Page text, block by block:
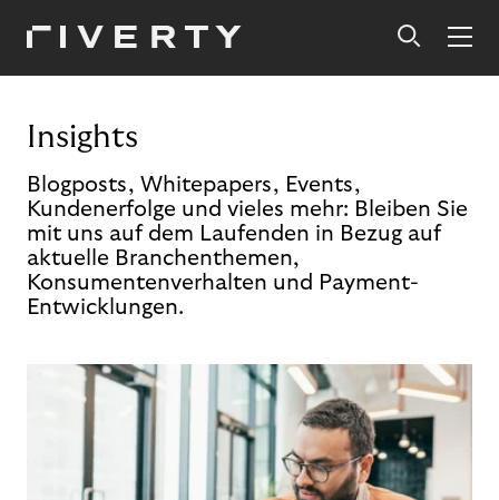
Insights
Blogposts, Whitepapers, Events,
Kundenerfolge und vieles mehr: Bleiben Sie
mit uns auf dem Laufenden in Bezug auf
aktuelle Branchenthemen,
Konsumentenverhalten und Payment-
Entwicklungen.